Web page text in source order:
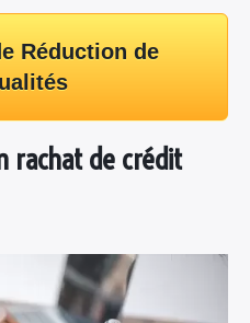
Réduction de
rachat de crédit